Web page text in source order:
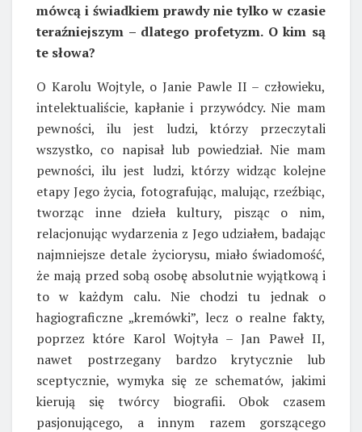
mówcą i świadkiem prawdy nie tylko w czasie
teraźniejszym – dlatego profetyzm. O kim są
te słowa?
O Karolu Wojtyle, o Janie Pawle II – człowieku,
intelektualiście, kapłanie i przywódcy. Nie mam
pewności, ilu jest ludzi, którzy przeczytali
wszystko, co napisał lub powiedział. Nie mam
pewności, ilu jest ludzi, którzy widząc kolejne
etapy Jego życia, fotografując, malując, rzeźbiąc,
tworząc inne dzieła kultury, pisząc o nim,
relacjonując wydarzenia z Jego udziałem, badając
najmniejsze detale życiorysu, miało świadomość,
że mają przed sobą osobę absolutnie wyjątkową i
to w każdym calu. Nie chodzi tu jednak o
hagiograficzne „kremówki”, lecz o realne fakty,
poprzez które Karol Wojtyła – Jan Paweł II,
nawet postrzegany bardzo krytycznie lub
sceptycznie, wymyka się ze schematów, jakimi
kierują się twórcy biografii. Obok czasem
pasjonującego, a innym razem gorszącego